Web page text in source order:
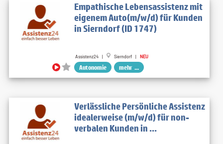
Empathische Lebensassistenz mit
eigenem Auto(m/w/d) für Kunden
in Sierndorf (ID 1747)
Assistenz24 | Sierndorf | NEU
Autonomie mehr ...
Verlässliche Persönliche Assistenz
idealerweise (m/w/d) für non-
verbalen Kunden in ...